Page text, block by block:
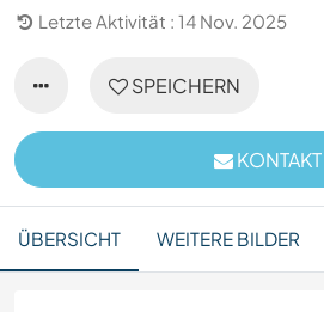
Letzte Aktivität : 14 Nov. 2025
SPEICHERN
KONTAKT
ÜBERSICHT WEITERE BILDER